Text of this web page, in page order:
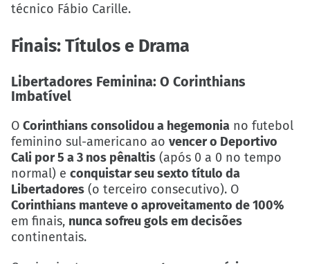
técnico Fábio Carille.
Finais: Títulos e Drama
Libertadores Feminina: O Corinthians
Imbatível
O Corinthians consolidou a hegemonia no futebol
feminino sul-americano ao vencer o Deportivo
Cali por 5 a 3 nos pênaltis (após 0 a 0 no tempo
normal) e conquistar seu sexto título da
Libertadores (o terceiro consecutivo). O
Corinthians manteve o aproveitamento de 100%
em finais, nunca sofreu gols em decisões
continentais.